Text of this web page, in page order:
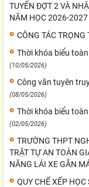
TUYỂN ĐỢT 2 VÀ
NĂM HỌC 2026-2027
CÔNG TÁC
Thời khóa biểu
(10/05/2026)
Công văn tuyên
(08/05/2026)
Thời khóa biểu
(02/05/2026)
TRƯỜNG THPT
TRẬT TỰ AN TOÀN
NĂNG LÁI XE GẮN
QUY CHẾ XẾP